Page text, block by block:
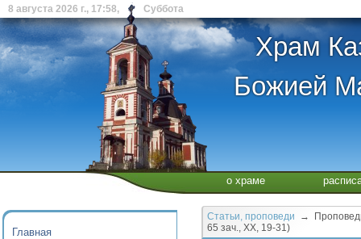
8 августа 2026 г., 17:58, Суббота
Храм
Божией
о храме
Главная
Статьи, проповеди →
65 зач., XX, 19-31)